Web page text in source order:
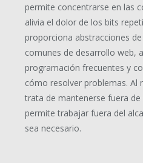
permite concentrarse en las
alivia el dolor de los bits
proporciona abstracciones
comunes de desarrollo web,
programación frecuentes y
cómo resolver problemas.
trata de mantenerse fuera
permite trabajar fuera del
sea necesario.